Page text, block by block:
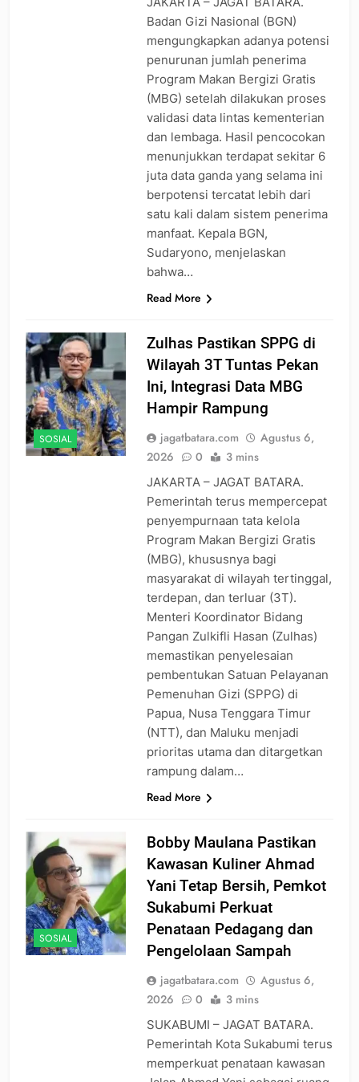
Badan Gizi Nasional (BGN)
mengungkapkan adanya potensi
penurunan jumlah penerima
Program Makan Bergizi Gratis
(MBG) setelah dilakukan proses
validasi data lintas kementerian
dan lembaga. Hasil pencocokan
menunjukkan terdapat sekitar 6
juta data ganda yang selama ini
berpotensi tercatat lebih dari
satu kali dalam sistem penerima
manfaat. Kepala BGN,
Sudaryono, menjelaskan
bahwa…
Read More
SOSIAL
Zulhas Pastikan SPPG di
Wilayah 3T Tuntas Pekan
Ini, Integrasi Data MBG
Hampir Rampung
jagatbatara.com
Agustus 6,
2026
0 3 mins
JAKARTA – JAGAT BATARA.
Pemerintah terus mempercepat
penyempurnaan tata kelola
Program Makan Bergizi Gratis
(MBG), khususnya bagi
masyarakat di wilayah tertinggal,
terdepan, dan terluar (3T).
Menteri Koordinator Bidang
Pangan Zulkifli Hasan (Zulhas)
memastikan penyelesaian
pembentukan Satuan Pelayanan
Pemenuhan Gizi (SPPG) di
Papua, Nusa Tenggara Timur
(NTT), dan Maluku menjadi
prioritas utama dan ditargetkan
rampung dalam…
Read More
SOSIAL
Bobby Maulana Pastikan
Kawasan Kuliner Ahmad
Yani Tetap Bersih, Pemkot
Sukabumi Perkuat
Penataan Pedagang dan
Pengelolaan Sampah
jagatbatara.com
Agustus 6,
2026
0 3 mins
SUKABUMI – JAGAT BATARA.
Pemerintah Kota Sukabumi terus
memperkuat penataan kawasan